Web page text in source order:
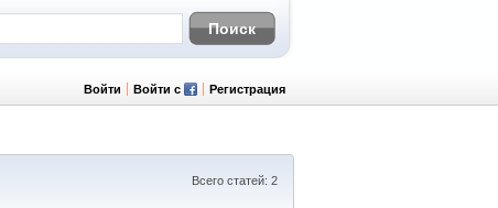
Войти Войти с Регистрация
Всего статей: 2